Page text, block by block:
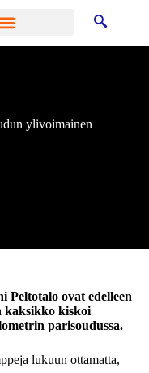
ylivoimainen
ovat edelleen
kaksikko kiskoi
parisoudussa.
lukuun ottamatta,